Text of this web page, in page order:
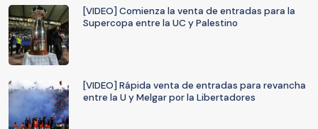
[VIDEO] Comienza la venta de entradas para la
Supercopa entre la UC y Palestino
[VIDEO] Rápida venta de entradas para revancha
entre la U y Melgar por la Libertadores